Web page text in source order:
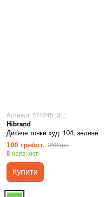
Артикул: 6782451311
Hibrand
Дитяче тонке худі 104, зелене
100 грн/шт. 360 грн
В наявності
Купити